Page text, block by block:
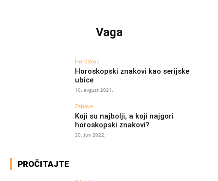
Vaga
Horoskop
Horoskopski znakovi kao serijske
ubice
16. avgust 2021.
Zabava
Koji su najbolji, a koji najgori
horoskopski znakovi?
20. jun 2022.
PROČITAJTE